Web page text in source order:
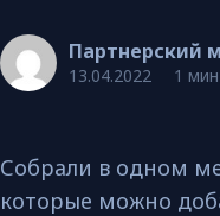
Партнерский
13.04.2022 1
Собрали в одном
которые можно